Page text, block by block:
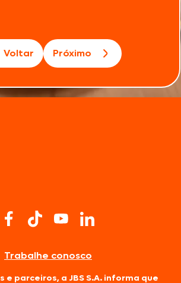
Voltar Próximo
Trabalhe conosco
e parceiros, a JBS S.A. informa que